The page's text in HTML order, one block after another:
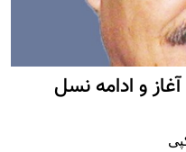
و ادامه نسل